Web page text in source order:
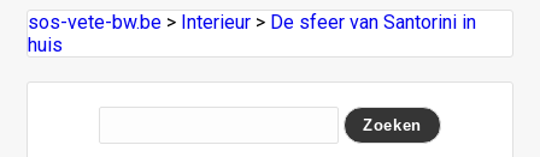
sos-vete-bw.be > Interieur > De sfeer van Santorini in
huis